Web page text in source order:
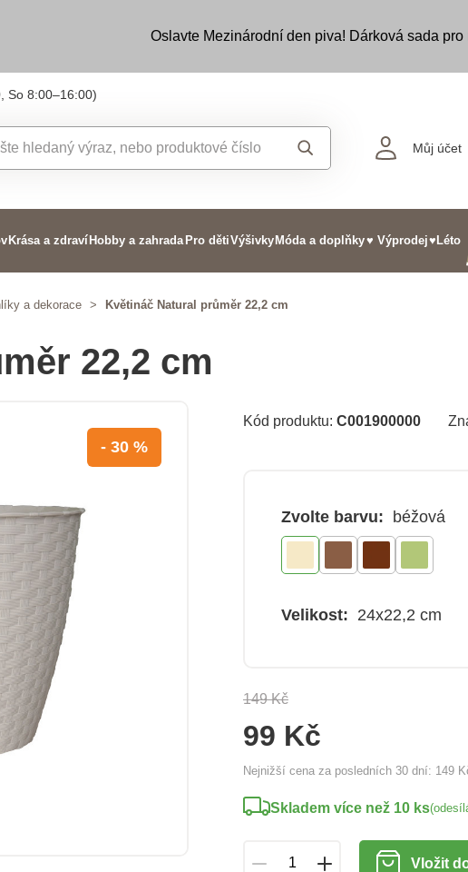
Oslavte Mezinárodní den piva! Dárková sada
So 8:00–16:00)
Můj účet
Krása a zdraví Hobby a zahrada Pro dětiVýšivky Móda a doplňky♥ Výprodej♥Léto
a dekorace > Květináč Natural průměr 22,2 cm
22,2 cm
- 30 %
Kód produktu: C001900000
Zvolte barvu: béžová
Velikost: 24x22,2 cm
149 Kč
99 Kč
Nejnižší cena za posledních 30 dní: 149
Skladem více než 10 ks
Vložit